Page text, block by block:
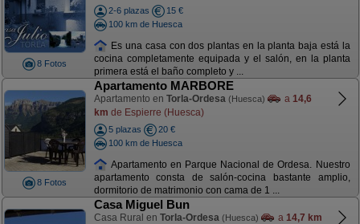
8 Fotos
2-6 plazas
15 €
100 km de Huesca
Es una casa con dos plantas en la planta baja está la
cocina completamente equipada y el salón, en la planta
primera está el baño completo y ...
8 Fotos
Apartamento MARBORE
Apartamento en Torla-Ordesa (Huesca) a 14,6
km de Espierre (Huesca)
5 plazas
20 €
100 km de Huesca
Apartamento en Parque Nacional de Ordesa. Nuestro
apartamento consta de salón-cocina bastante amplio,
dormitorio de matrimonio con cama de 1 ...
Casa Miguel Bun
Casa Rural en Torla-Ordesa (Huesca) a 14,7 km